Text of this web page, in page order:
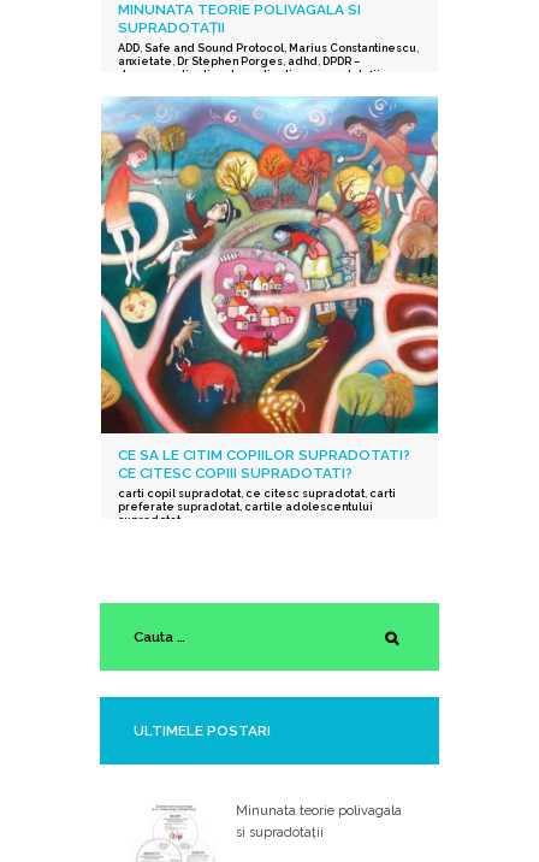
MINUNATA TEORIE POLIVAGALA SI
SUPRADOTAȚII
ADD, Safe and Sound Protocol Marius Constantinescu
anxietate Dr Stephen Porges, adhd DPDR –
depersonalization derealization
supradotații.
supraexcitabilitate supradotati,Protocolul Safe and
Sound
,procesarea senzorială și auditorie
supradotati,Editura Herald,teoria polivagala,
Vindecare in ritmul tau,TSA
CE SA LE CITIM COPIILOR SUPRADOTATI?
CE CITESC COPIII SUPRADOTATI?
carti copil supradotat, ce citesc supradotat, carti
preferate supradotat, cartile adolescentului
supradotat
ULTIMELE POSTARI
Minunata teorie polivagala
si supradotații